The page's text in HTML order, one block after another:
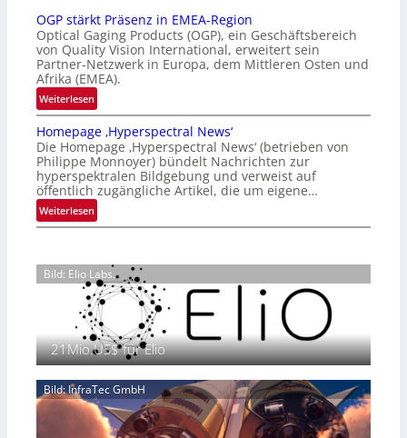
t
i
o
n
l
V
i
s
i
o
n
g
h
t
2
0
2
l
a
n
d
o
b
e
t
e
i
i
g
s
i
c
h
a
n
S
e
r
e
OGP stärkt Präsenz in EMEA-Region
Optical Gaging Products (OGP), ein Geschäftsbereich
von Quality Vision International, erweitert sein
Partner-Netzwerk in Europa, dem Mittleren Osten und
Afrika (EMEA).
Weiterlesen:
O
G
P
s
t
ä
r
P
r
ä
s
e
n
i
n
E
Homepage ‚Hyperspectral News‘
Die Homepage ‚Hyperspectral News‘ (betrieben von
Philippe Monnoyer) bündelt Nachrichten zur
hyperspektralen Bildgebung und verweist auf
öffentlich zugängliche Artikel, die um eigene…
Weiterlesen:
H
m
e
p
a
g
e
‚
H
y
p
Bild: Elio Labs.
21Mio.US$ für Elio
Bild: InfraTec GmbH